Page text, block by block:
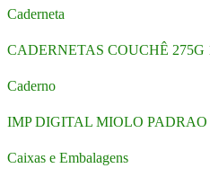
Caderneta
CADERNETAS COUCHÊ 275G
Caderno
IMP DIGITAL MIOLO PADRAO
Caixas e Embalagens